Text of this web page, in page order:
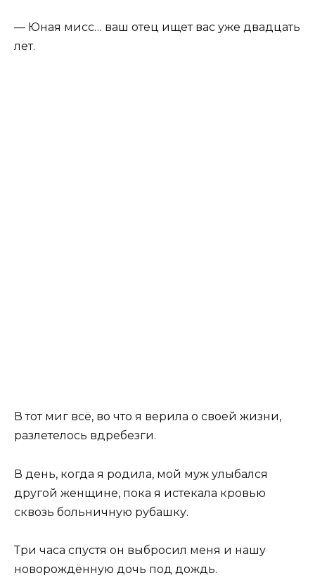
— Юная мисс… ваш отец ищет вас уже двадцать
лет.
В тот миг всё, во что я верила о своей жизни,
разлетелось вдребезги.
В день, когда я родила, мой муж улыбался
другой женщине, пока я истекала кровью
сквозь больничную рубашку.
Три часа спустя он выбросил меня и нашу
новорождённую дочь под дождь.